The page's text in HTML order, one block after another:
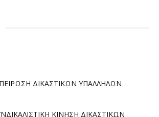
ΔΙΚΑΣΤΙΚΩΝ ΥΠΑΛΛΗΛΩΝ
ΚΙΝΗΣΗ ΔΙΚΑΣΤΙΚΩΝ